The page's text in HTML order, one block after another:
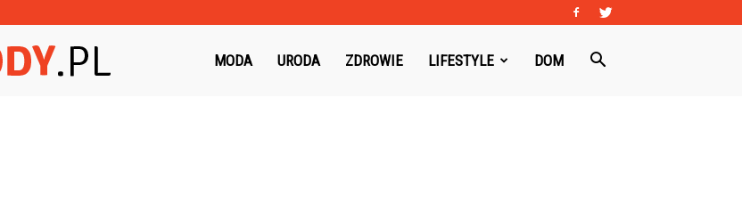
MODA URODA ZDROWIE LIFESTYLE DOM